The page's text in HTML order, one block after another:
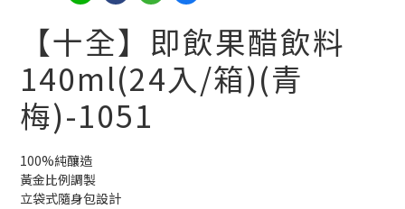
【十全】即飲果醋飲料
140ml(24入/箱)(青
梅)-1051
100%純釀造
黃金比例調製
立袋式隨身包設計